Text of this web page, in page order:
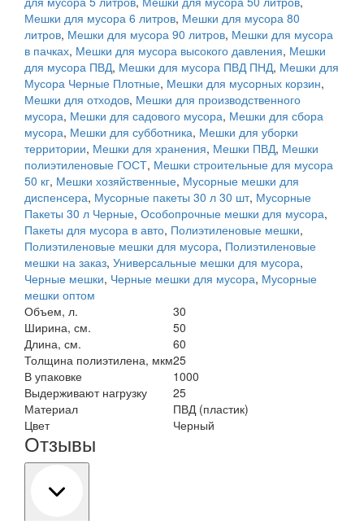
Мешки для мусора 6 литров, Мешки для мусора 80
литров, Мешки для мусора 90 литров, Мешки для мусора
в пачках, Мешки для мусора высокого давления, Мешки
для мусора ПВД, Мешки для мусора ПВД ПНД, Мешки для
Мусора Черные Плотные, Мешки для мусорных корзин,
Мешки для отходов, Мешки для производственного
мусора, Мешки для садового мусора, Мешки для сбора
мусора, Мешки для субботника, Мешки для уборки
территории, Мешки для хранения, Мешки ПВД, Мешки
полиэтиленовые ГОСТ, Мешки строительные для мусора
50 кг, Мешки хозяйственные, Мусорные мешки для
диспенсера, Мусорные пакеты 30 л 30 шт, Мусорные
Пакеты 30 л Черные, Особопрочные мешки для мусора,
Пакеты для мусора в авто, Полиэтиленовые мешки,
Полиэтиленовые мешки для мусора, Полиэтиленовые
мешки на заказ, Универсальные мешки для мусора,
Черные мешки, Черные мешки для мусора, Мусорные
мешки оптом
Объем, л.
30
Ширина, см.
50
Длина, см.
60
Толщина полиэтилена, мкм25
В упаковке
1000
Выдерживают нагрузку
25
Материал
ПВД (пластик)
Цвет
Черный
Отзывы